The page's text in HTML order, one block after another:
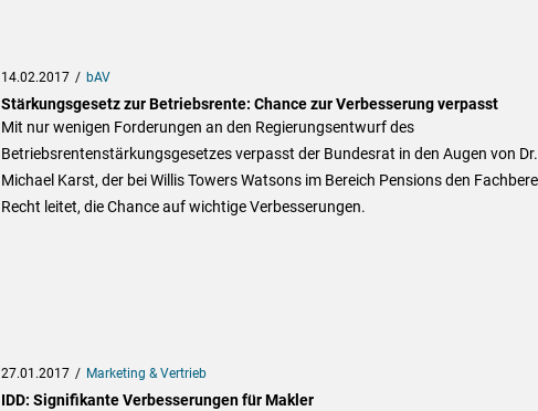
14.02.2017 bAV
Stärkungsgesetz zur Betriebsrente: Chance zur Verbesserung verpasst
Mit nur wenigen Forderungen an den Regierungsentwurf des
Betriebsrentenstärkungsgesetzes verpasst der Bundesrat in den Augen von Dr.
Michael Karst, der bei Willis Towers Watsons im Bereich Pensions den
Recht leitet, die Chance auf wichtige Verbesserungen.
27.01.2017 Marketing & Vertrieb
IDD: Signifikante Verbesserungen für Makler